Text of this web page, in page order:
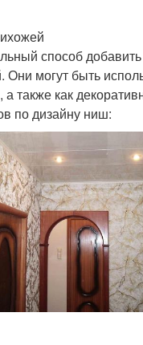
способ добавить
могут быть
также как
по дизайну ниш: